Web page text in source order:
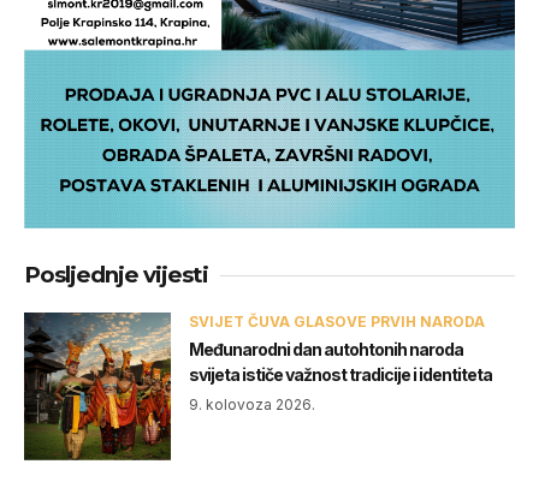
Posljednje vijesti
SVIJET ČUVA GLASOVE PRVIH NARODA
Međunarodni dan autohtonih naroda
svijeta ističe važnost tradicije i identiteta
9. kolovoza 2026.